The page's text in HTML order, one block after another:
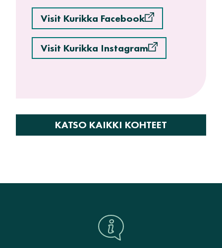
Visit Kurikka Facebook
Visit Kurikka Instagram
KATSO KAIKKI KOHTEET